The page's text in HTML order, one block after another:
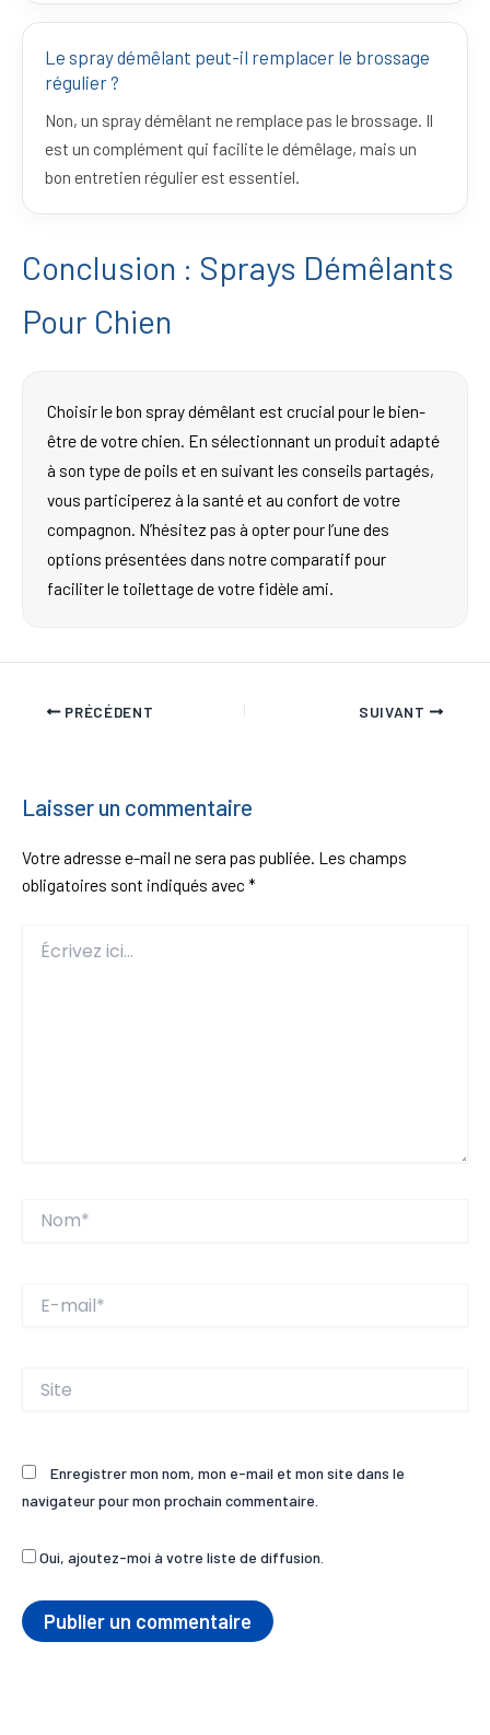
Le spray démêlant peut-il remplacer le brossage
régulier ?
Non, un spray démêlant ne remplace pas le brossage. Il
est un complément qui facilite le démêlage, mais un
bon entretien régulier est essentiel.
Conclusion : Sprays Démêlants
Pour Chien
Choisir le bon spray démêlant est crucial pour le bien-
être de votre chien. En sélectionnant un produit adapté
à son type de poils et en suivant les conseils partagés,
vous participerez à la santé et au confort de votre
compagnon. N’hésitez pas à opter pour l’une des
options présentées dans notre comparatif pour
faciliter le toilettage de votre fidèle ami.
PRÉCÉDENT SUIVANT
Laisser un commentaire
Votre adresse e-mail ne sera pas publiée. Les champs
obligatoires sont indiqués avec *
ici…
mail*
Enregistrer mon nom, mon e-mail et mon site dans le
navigateur pour mon prochain commentaire.
Oui, ajoutez-moi à votre liste de diffusion.